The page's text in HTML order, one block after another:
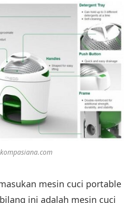
kompasiana.com
mesin cuci portable
ini adalah mesin cuci